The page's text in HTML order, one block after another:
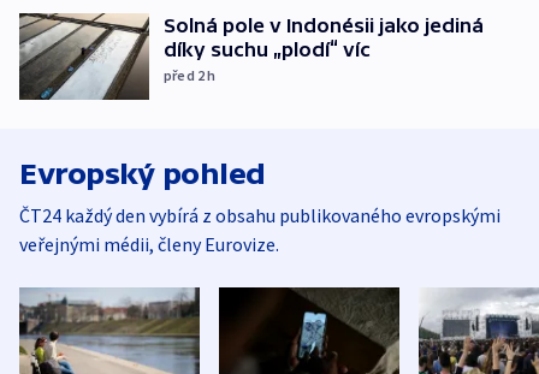
Solná pole v Indonésii jako jediná
díky suchu „plodí“ víc
před 2h
Evropský pohled
ČT24 každý den vybírá z obsahu publikovaného evropskými
veřejnými médii, členy Eurovize.